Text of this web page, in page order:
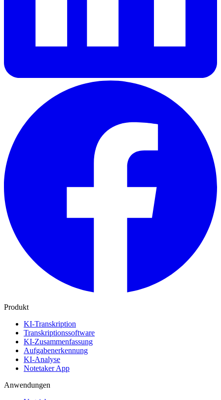
Produkt
KI-Transkription
Transkriptionssoftware
KI-Zusammenfassung
Aufgabenerkennung
KI-Analyse
Notetaker App
Anwendungen